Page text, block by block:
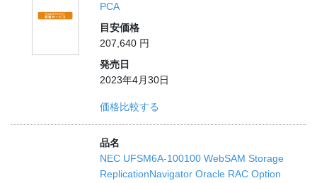
PCA
目安価格
207,640 円
発売日
2023年4月30日
価格比較する
品名
NEC UFSM6A-100100 WebSAM Storage
ReplicationNavigator Oracle RAC Option